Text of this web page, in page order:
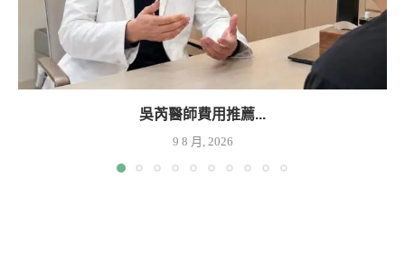
吳芮醫師費用推薦...
9 8 月, 2026